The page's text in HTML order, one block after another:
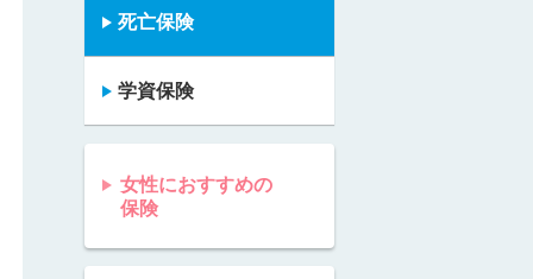
死亡保険
学資保険
女性におすすめの
保険